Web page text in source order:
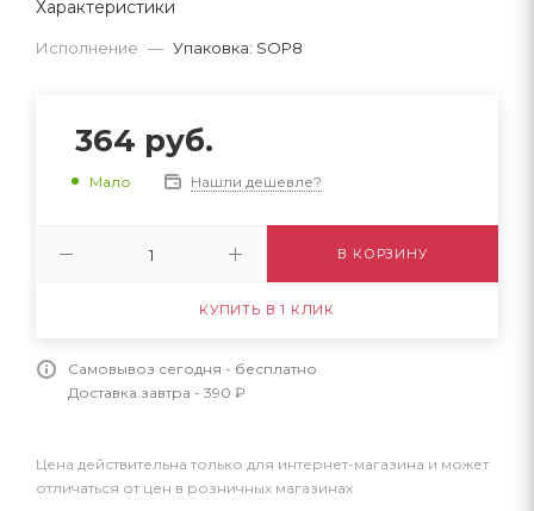
Характеристики
Исполнение — Упаковка: SOP8
364 руб.
Мало Нашли дешевле?
В КОРЗИНУ
КУПИТЬ В 1 КЛИК
Самовывоз сегодня - бесплатно
Доставка завтра - 390 ₽
Цена действительна только для интернет-магазина и может
отличаться от цен в розничных магазинах